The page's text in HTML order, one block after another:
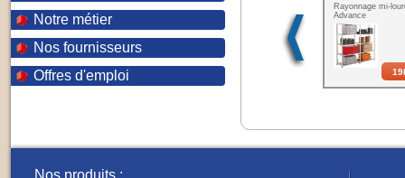
Notre métier
Nos fournisseurs
Offres d'emploi
Rayonnage mi-
Advance
Nos produits :